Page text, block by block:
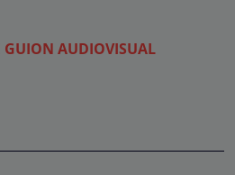
GUION AUDIOVISUAL